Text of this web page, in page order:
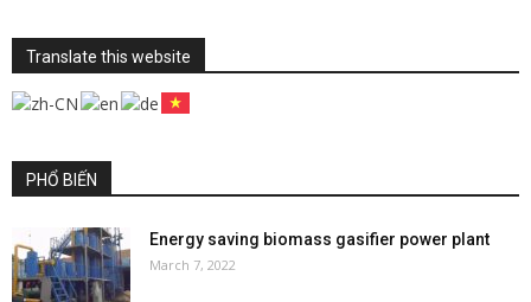
Translate this website
PHỔ BIẾN
Energy saving biomass gasifier power plant
March 7, 2022